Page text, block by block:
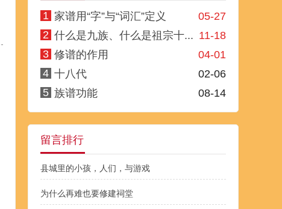
1 05-27
家谱用“字”与“词汇”定义
2
11-18
什么是九族、什么是祖宗十...
3
04-01
修谱的作用
4
02-06
十八代
5
08-14
族谱功能
留言排行
县城里的小孩，人们，与游戏
为什么再难也要修建祠堂